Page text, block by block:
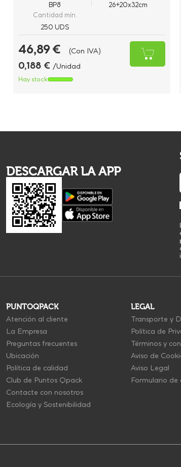
BP8
26+20x32cm
Cantidad mín.
250 UDS
46,89 € (Con IVA)
0,188 € /Unidad
Hay stock
DESCARGAR LA APP
PUNTOQPACK
Atención al cliente
La Empresa
Preguntas frecuentes
Ubicación
Política de calidad
Club de Puntos Qpack
Contacte con nosotros
Ecología y Sostenibilidad
LEGAL
Transporte y
Política de
Términos y
Aviso de
Aviso Legal
Formulario de